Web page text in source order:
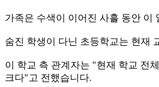
가족은 수색이 이어진 사흘 동안 이
숨진 학생이 다닌 초등학교는 현재
이 학교 측 관계자는 "현재 학교 전
크다"고 전했습니다.